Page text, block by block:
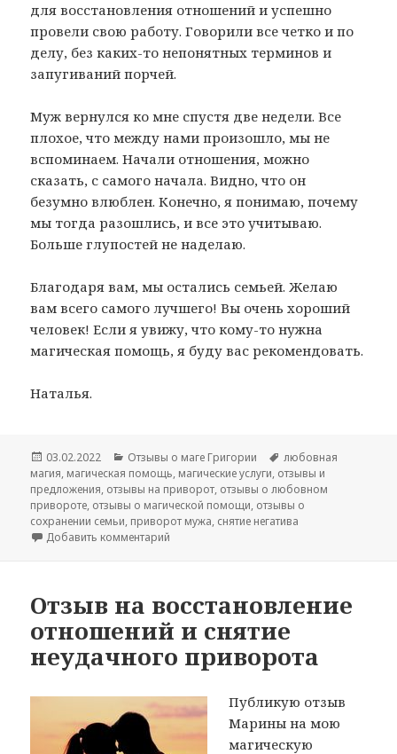
для восстановления отношений и успешно
провели свою работу. Говорили все четко и по
делу, без каких-то непонятных терминов и
запугиваний порчей.
Муж вернулся ко мне спустя две недели. Все
плохое, что между нами произошло, мы не
вспоминаем. Начали отношения, можно
сказать, с самого начала. Видно, что он
безумно влюблен. Конечно, я понимаю, почему
мы тогда разошлись, и все это учитываю.
Больше глупостей не наделаю.
Благодаря вам, мы остались семьей. Желаю
вам всего самого лучшего! Вы очень хороший
человек! Если я увижу, что кому-то нужна
магическая помощь, я буду вас рекомендовать.
Наталья.
Опубликовано
03.02.2022 Рубрики
Отзывы о маге Григории Метки
любовная
магия, магическая помощь, магические услуги, отзывы и
предложения, отзывы на приворот, отзывы о любовном
привороте, отзывы о магической помощи, отзывы о
сохранении семьи, приворот мужа, снятие негатива
Добавить комментарий
Отзыв на восстановление
отношений и снятие
неудачного приворота
Публикую отзыв
Марины на мою
магическую